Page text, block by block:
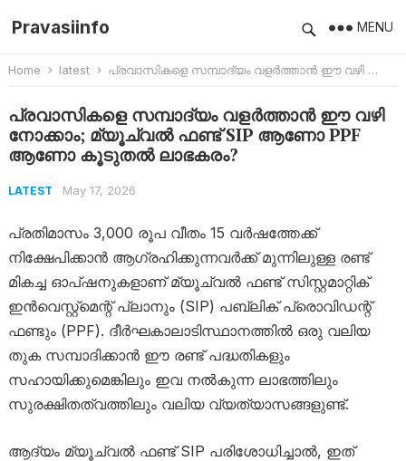
Pravasiinfo MENU
Home latest പ്രവാസികളെ സമ്പാദ്യം വളർത്താൻ ഈ വഴി നോക്കാം; മ്യൂച്വൽ ഫണ്ട് SIP ആണോ PPF ആണോ കൂടുതൽ ലാഭകരം?
പ്രവാസികളെ സമ്പാദ്യം വളർത്താൻ ഈ വഴി
നോക്കാം; മ്യൂച്വൽ ഫണ്ട് SIP ആണോ PPF
ആണോ കൂടുതൽ ലാഭകരം?
LATEST May 17, 2026
പ്രതിമാസം 3,000 രൂപ വീതം 15 വർഷത്തേക്ക്
നിക്ഷേപിക്കാൻ ആഗ്രഹിക്കുന്നവർക്ക് മുന്നിലുള്ള രണ്ട്
മികച്ച ഓപ്ഷനുകളാണ് മ്യൂച്വൽ ഫണ്ട് സിസ്റ്റമാറ്റിക്
ഇൻവെസ്റ്റ്‌മെന്റ് പ്ലാനും (SIP) പബ്ലിക് പ്രൊവിഡന്റ്
ഫണ്ടും (PPF). ദീർഘകാലാടിസ്ഥാനത്തിൽ ഒരു വലിയ
തുക സമ്പാദിക്കാൻ ഈ രണ്ട് പദ്ധതികളും
സഹായിക്കുമെങ്കിലും ഇവ നൽകുന്ന ലാഭത്തിലും
സുരക്ഷിതത്വത്തിലും വലിയ വ്യത്യാസങ്ങളുണ്ട്.
ആദ്യം മ്യൂച്വൽ ഫണ്ട് SIP പരിശോധിച്ചാൽ, ഇത്